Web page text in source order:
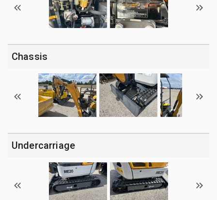
Chassis
Undercarriage